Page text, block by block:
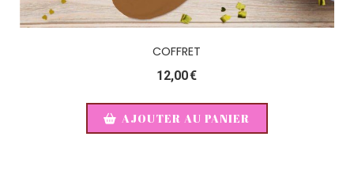
COFFRET
12,00€
AJOUTER AU PANIER